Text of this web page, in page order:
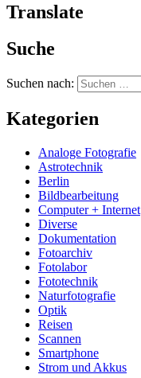
Translate
Suche
Suchen nach:
Kategorien
Analoge Fotografie
Astrotechnik
Berlin
Bildbearbeitung
Computer + Internet
Diverse
Dokumentation
Fotoarchiv
Fotolabor
Fototechnik
Naturfotografie
Optik
Reisen
Scannen
Smartphone
Strom und Akkus